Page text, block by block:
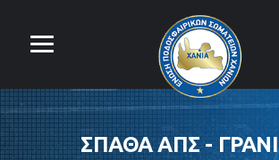
ΣΠΑΘΑ ΑΠΣ -